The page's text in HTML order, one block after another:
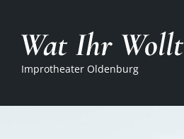
Wat Ihr Wollt
Improtheater Oldenburg